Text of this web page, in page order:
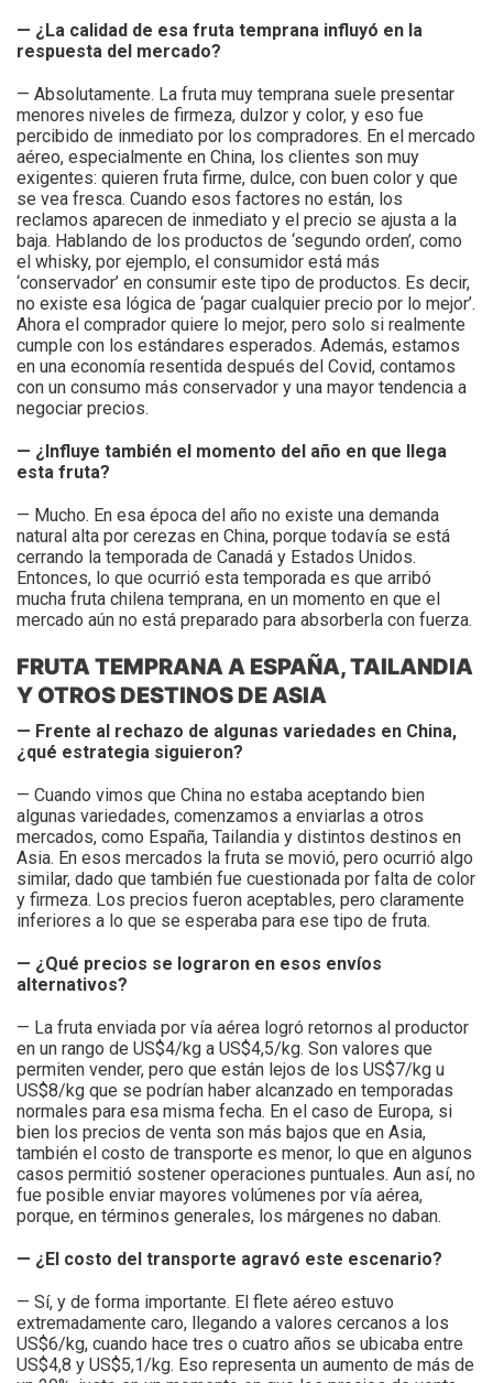
— ¿La calidad de esa fruta temprana influyó en la
respuesta del mercado?
— Absolutamente. La fruta muy temprana suele presentar
menores niveles de firmeza, dulzor y color, y eso fue
percibido de inmediato por los compradores. En el mercado
aéreo, especialmente en China, los clientes son muy
exigentes: quieren fruta firme, dulce, con buen color y que
se vea fresca. Cuando esos factores no están, los
reclamos aparecen de inmediato y el precio se ajusta a la
baja. Hablando de los productos de ‘segundo orden’, como
el whisky, por ejemplo, el consumidor está más
‘conservador’ en consumir este tipo de productos. Es decir,
no existe esa lógica de ‘pagar cualquier precio por lo mejor’.
Ahora el comprador quiere lo mejor, pero solo si realmente
cumple con los estándares esperados. Además, estamos
en una economía resentida después del Covid, contamos
con un consumo más conservador y una mayor tendencia a
negociar precios.
— ¿Influye también el momento del año en que llega
esta fruta?
— Mucho. En esa época del año no existe una demanda
natural alta por cerezas en China, porque todavía se está
cerrando la temporada de Canadá y Estados Unidos.
Entonces, lo que ocurrió esta temporada es que arribó
mucha fruta chilena temprana, en un momento en que el
mercado aún no está preparado para absorberla con fuerza.
FRUTA TEMPRANA A ESPAÑA, TAILANDIA
Y OTROS DESTINOS DE ASIA
— Frente al rechazo de algunas variedades en China,
¿qué estrategia siguieron?
— Cuando vimos que China no estaba aceptando bien
algunas variedades, comenzamos a enviarlas a otros
mercados, como España, Tailandia y distintos destinos en
Asia. En esos mercados la fruta se movió, pero ocurrió algo
similar, dado que también fue cuestionada por falta de color
y firmeza. Los precios fueron aceptables, pero claramente
inferiores a lo que se esperaba para ese tipo de fruta.
— ¿Qué precios se lograron en esos envíos
alternativos?
— La fruta enviada por vía aérea logró retornos al productor
en un rango de US$4/kg a US$4,5/kg. Son valores que
permiten vender, pero que están lejos de los US$7/kg u
US$8/kg que se podrían haber alcanzado en temporadas
normales para esa misma fecha. En el caso de Europa, si
bien los precios de venta son más bajos que en Asia,
también el costo de transporte es menor, lo que en algunos
casos permitió sostener operaciones puntuales. Aun así, no
fue posible enviar mayores volúmenes por vía aérea,
porque, en términos generales, los márgenes no daban.
— ¿El costo del transporte agravó este escenario?
— Sí, y de forma importante. El flete aéreo estuvo
extremadamente caro, llegando a valores cercanos a los
US$6/kg, cuando hace tres o cuatro años se ubicaba entre
US$4,8 y US$5,1/kg. Eso representa un aumento de más de